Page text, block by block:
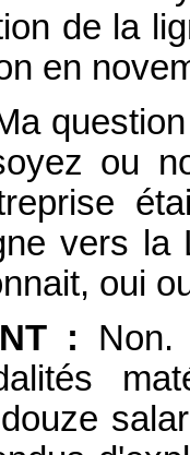
de la
en
ou
vers
oui
: